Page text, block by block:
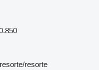
resorte/resorte